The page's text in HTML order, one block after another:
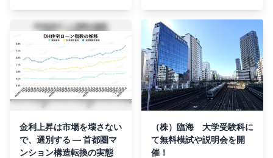
金利上昇は市場を壊さない
で、選別する ― 首都圏マ
ンション構造転換の実態
（株）臨海 大学受験科に
て無料模試や説明会を開
催！